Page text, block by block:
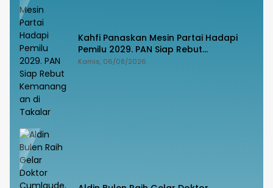
Kahfi Panaskan Mesin Partai Hadapi
Pemilu 2029. PAN Siap Rebut
Kemanangan di Takalar
Kamis, 06/08/2026